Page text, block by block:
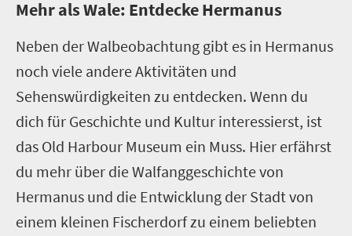
Mehr als Wale: Entdecke Hermanus
Neben der Walbeobachtung gibt es in Hermanus
noch viele andere Aktivitäten und
Sehenswürdigkeiten zu entdecken. Wenn du
dich für Geschichte und Kultur interessierst, ist
das Old Harbour Museum ein Muss. Hier erfährst
du mehr über die Walfanggeschichte von
Hermanus und die Entwicklung der Stadt von
einem kleinen Fischerdorf zu einem beliebten